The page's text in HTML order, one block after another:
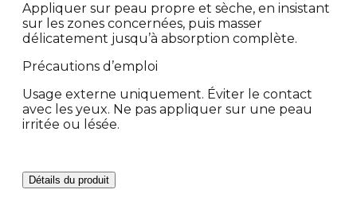
Appliquer sur peau propre et sèche, en insistant
sur les zones concernées, puis masser
délicatement jusqu’à absorption complète.
Précautions d’emploi
Usage externe uniquement. Éviter le contact
avec les yeux. Ne pas appliquer sur une peau
irritée ou lésée.
Détails du produit